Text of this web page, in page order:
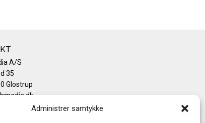
Administrer samtykke
A/S
35
Glostrup
+45 43 24 26 28